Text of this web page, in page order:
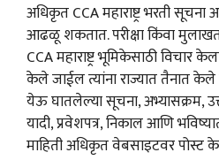
अधिकृत CCA महाराष्ट्र भरती सूचना
आढळू शकतात. परीक्षा किंवा मुलाखत
CCA महाराष्ट्र भूमिकेसाठी विचार
केले जाईल त्यांना राज्यात तैनात केले
येऊ घातलेल्या सूचना, अभ्यासक्रम,
यादी, प्रवेशपत्र, निकाल आणि
माहिती अधिकृत वेबसाइटवर पोस्ट